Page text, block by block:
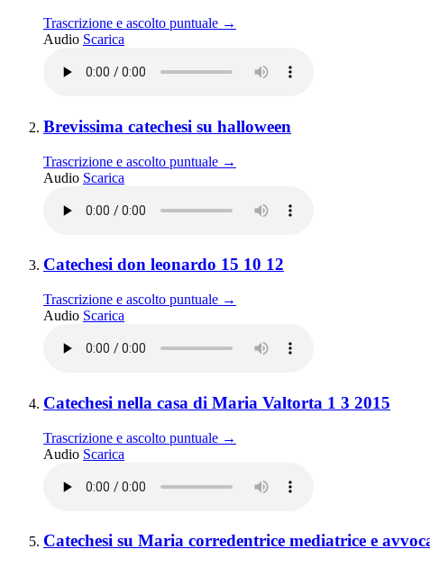
Trascrizione e ascolto puntuale →
Audio Scarica
Elemento 2:
Brevissima catechesi su halloween
Trascrizione e ascolto puntuale →
Audio Scarica
Elemento 3:
Catechesi don leonardo 15 10 12
Trascrizione e ascolto puntuale →
Audio Scarica
Elemento 4:
Catechesi nella casa di Maria Valtorta 1 3 2015
Trascrizione e ascolto puntuale →
Audio Scarica
Elemento 5:
Catechesi su Maria corredentrice mediatrice e